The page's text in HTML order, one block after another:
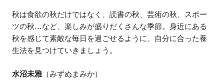
秋は食欲の秋だけではなく、読書の秋、芸術の秋、スポー
ツの秋…など、楽しみが盛りだくさんな季節。身近にある
秋を感じて素敵な毎日を過ごせるように、自分に合った養
生法を見つけていきましょう。
水沼未雅（みずぬまみか）